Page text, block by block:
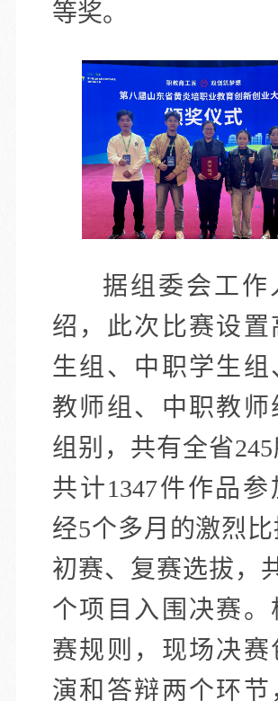
等奖。
据组委会工作
绍，此次比赛设置
生组、中职学生组
教师组、中职教师
组别，共有全省
共计1347件作品参
经5个多月的激烈
初赛、复赛选拔，
个项目入围决赛。
赛规则，现场决赛
演和答辩两个环节